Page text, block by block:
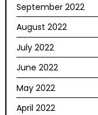
September 2022
August 2022
July 2022
June 2022
May 2022
April 2022